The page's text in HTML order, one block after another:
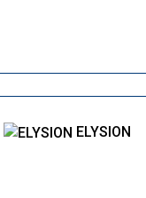
ELYSION